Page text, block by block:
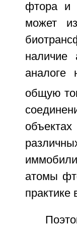
фтора и
может
наличие
общую
атомы
практике